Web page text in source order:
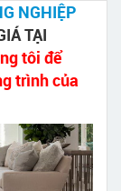
NGHIỆP
TẠI
tôi để
trình của